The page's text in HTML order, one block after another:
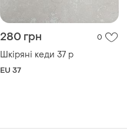
280 грн 0
Шкіряні кеди 37 р
EU 37